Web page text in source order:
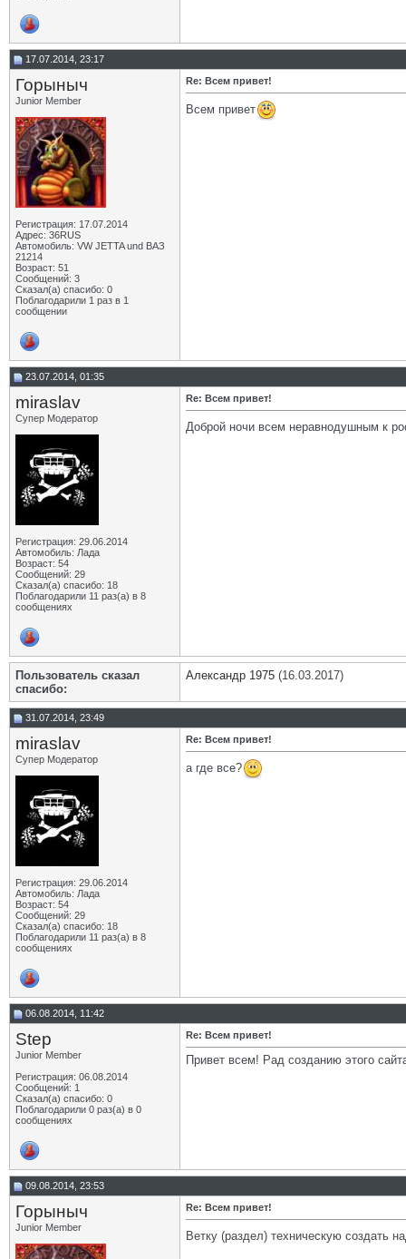
17.07.2014, 23:17
Горыныч
Junior Member
Регистрация: 17.07.2014
Адрес: 36RUS
Автомобиль: VW JETTA und ВАЗ
21214
Возраст: 51
Сообщений: 3
Сказал(а) спасибо: 0
Поблагодарили 1 раз в 1
сообщении
Re: Всем привет!
Всем привет
23.07.2014, 01:35
miraslav
Супер Модератор
Регистрация: 29.06.2014
Автомобиль: Лада
Возраст: 54
Сообщений: 29
Сказал(а) спасибо: 18
Поблагодарили 11 раз(а) в 8
сообщениях
Re: Всем привет!
Доброй ночи всем неравнодушным к
Пользователь сказал
cпасибо:
Александр 1975 (16.03.2017)
31.07.2014, 23:49
miraslav
Супер Модератор
Регистрация: 29.06.2014
Автомобиль: Лада
Возраст: 54
Сообщений: 29
Сказал(а) спасибо: 18
Поблагодарили 11 раз(а) в 8
сообщениях
Re: Всем привет!
а где все?
06.08.2014, 11:42
Step
Junior Member
Регистрация: 06.08.2014
Сообщений: 1
Сказал(а) спасибо: 0
Поблагодарили 0 раз(а) в 0
сообщениях
Re: Всем привет!
Привет всем! Рад созданию этого
09.08.2014, 23:53
Горыныч
Junior Member
Re: Всем привет!
Ветку (раздел) техническую создать